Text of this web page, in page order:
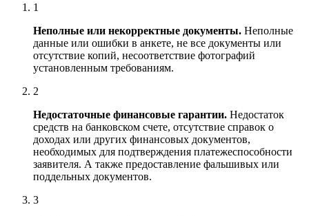
1
Неполные или некорректные документы. Неполные
данные или ошибки в анкете, не все документы или
отсутствие копий, несоответствие фотографий
установленным требованиям.
2
Недостаточные финансовые гарантии. Недостаток
средств на банковском счете, отсутствие справок о
доходах или других финансовых документов,
необходимых для подтверждения платежеспособности
заявителя. А также предоставление фальшивых или
поддельных документов.
3